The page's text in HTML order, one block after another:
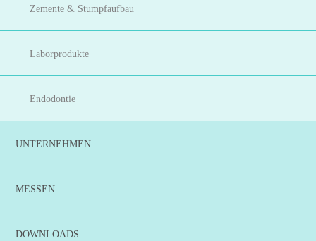
Zemente & Stumpfaufbau
Laborprodukte
Endodontie
UNTERNEHMEN
MESSEN
DOWNLOADS